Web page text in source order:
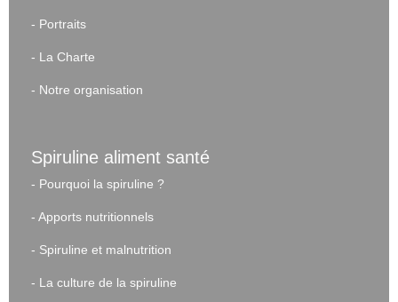
- Portraits
- La Charte
- Notre organisation
Spiruline aliment santé
- Pourquoi la spiruline ?
- Apports nutritionnels
- Spiruline et malnutrition
- La culture de la spiruline